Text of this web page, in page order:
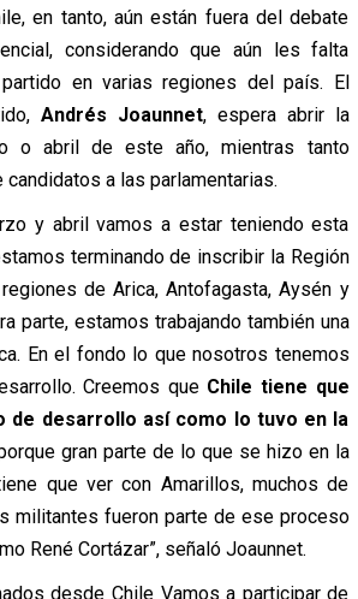
en tanto, aún están fuera del debate
considerando que aún les falta
en varias regiones del país. El
Andrés Joaunnet, espera abrir la
o abril de este año, mientras tanto
candidatos a las parlamentarias.
y abril vamos a estar teniendo esta
terminando de inscribir la Región
de Arica, Antofagasta, Aysén y
parte, estamos trabajando también una
En el fondo lo que nosotros tenemos
Creemos que Chile tiene que
de desarrollo así como lo tuvo en la
gran parte de lo que se hizo en la
que ver con Amarillos, muchos de
militantes fueron parte de ese proceso
René Cortázar”, señaló Joaunnet.
desde Chile Vamos a participar de